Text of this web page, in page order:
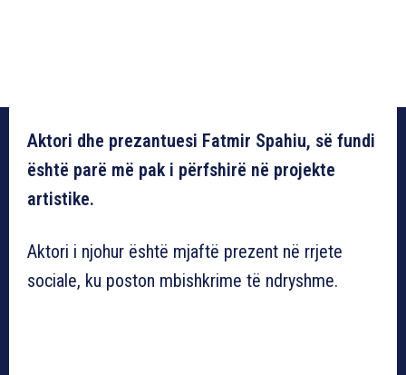
Aktori dhe prezantuesi Fatmir Spahiu, së fundi
është parë më pak i përfshirë në projekte
artistike.
Aktori i njohur është mjaftë prezent në rrjete
sociale, ku poston mbishkrime të ndryshme.